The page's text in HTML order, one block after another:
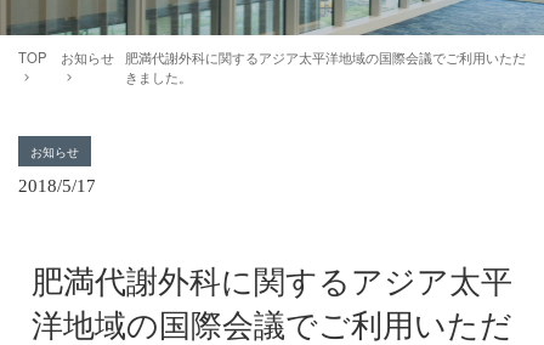
TOP お知らせ
肥満代謝外科に関するアジア太平洋地域の国際会議でご利用いただ
きました。
お知らせ
2018/5/17
肥満代謝外科に関するアジア太平
洋地域の国際会議でご利用いただ